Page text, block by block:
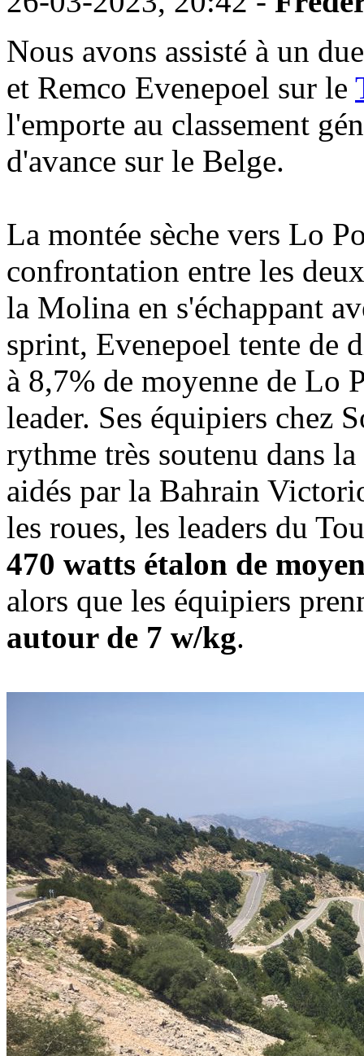
Nous avons assisté à un
et Remco Evenepoel sur le
l'emporte au classement
d'avance sur le Belge.
La montée sèche vers Lo
confrontation entre les
la Molina en s'échappant
sprint, Evenepoel tente de
à 8,7% de moyenne de
leader. Ses équipiers chez
rythme très soutenu dans
aidés par la Bahrain
les roues, les leaders du
470 watts étalon de
alors que les équipiers
autour de 7 w/kg.